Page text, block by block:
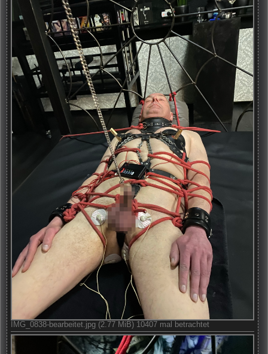
IMG_0838-bearbeitet.jpg (2.77 MiB) 10407 mal betrachtet